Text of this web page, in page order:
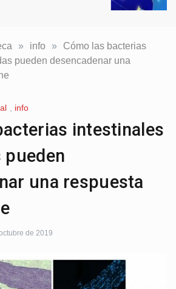
» info »
Cómo las bacterias
pueden desencadenar una
, info
intestinales
pueden
una respuesta
de 2019